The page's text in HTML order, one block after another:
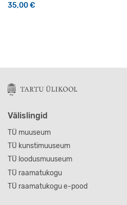
35,00€
Välislingid
TÜ muuseum
TÜ kunstimuuseum
TÜ loodusmuuseum
TÜ raamatukogu
TÜ raamatukogu e-pood